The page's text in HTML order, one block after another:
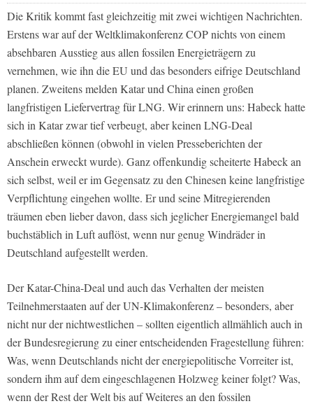
Die Kritik kommt fast gleichzeitig mit zwei wichtigen Nachrichten.
Erstens war auf der Weltklimakonferenz COP nichts von einem
absehbaren Ausstieg aus allen fossilen Energieträgern zu
vernehmen, wie ihn die EU und das besonders eifrige Deutschland
planen. Zweitens melden Katar und China einen großen
langfristigen Liefervertrag für LNG. Wir erinnern uns: Habeck hatte
sich in Katar zwar tief verbeugt, aber keinen LNG-Deal
abschließen können (obwohl in vielen Presseberichten der
Anschein erweckt wurde). Ganz offenkundig scheiterte Habeck an
sich selbst, weil er im Gegensatz zu den Chinesen keine langfristige
Verpflichtung eingehen wollte. Er und seine Mitregierenden
träumen eben lieber davon, dass sich jeglicher Energiemangel bald
buchstäblich in Luft auflöst, wenn nur genug Windräder in
Deutschland aufgestellt werden.
Der Katar-China-Deal und auch das Verhalten der meisten
Teilnehmerstaaten auf der UN-Klimakonferenz – besonders, aber
nicht nur der nichtwestlichen – sollten eigentlich allmählich auch in
der Bundesregierung zu einer entscheidenden Fragestellung führen:
Was, wenn Deutschlands nicht der energiepolitische Vorreiter ist,
sondern ihm auf dem eingeschlagenen Holzweg keiner folgt? Was,
wenn der Rest der Welt bis auf Weiteres an den fossilen